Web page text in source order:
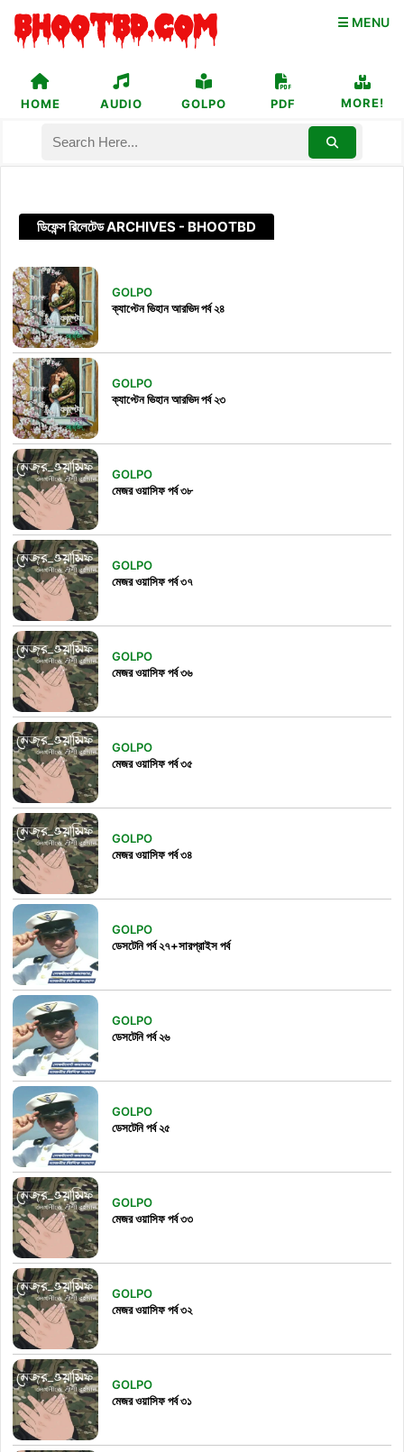
☰ MENU
HOME AUDIO GOLPO PDF MORE!
ডিফেন্স রিলেটেড ARCHIVES - BHOOTBD
GOLPO
ক্যাপ্টেন ভিহান আরভিদ পর্ব ২৪
GOLPO
ক্যাপ্টেন ভিহান আরভিদ পর্ব ২৩
GOLPO
মেজর ওয়াসিফ পর্ব ৩৮
GOLPO
মেজর ওয়াসিফ পর্ব ৩৭
GOLPO
মেজর ওয়াসিফ পর্ব ৩৬
GOLPO
মেজর ওয়াসিফ পর্ব ৩৫
GOLPO
মেজর ওয়াসিফ পর্ব ৩৪
GOLPO
ডেসটেনি পর্ব ২৭+সারপ্রাইস পর্ব
GOLPO
ডেসটেনি পর্ব ২৬
GOLPO
ডেসটেনি পর্ব ২৫
GOLPO
মেজর ওয়াসিফ পর্ব ৩৩
GOLPO
মেজর ওয়াসিফ পর্ব ৩২
GOLPO
মেজর ওয়াসিফ পর্ব ৩১